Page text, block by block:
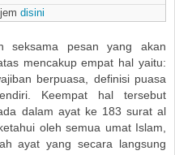
disini
seksama pesan yang akan
mencakup empat hal yaitu:
berpuasa, definisi puasa
Keempat hal tersebut
dalam ayat ke 183 surat al
oleh semua umat Islam,
ayat yang secara langsung